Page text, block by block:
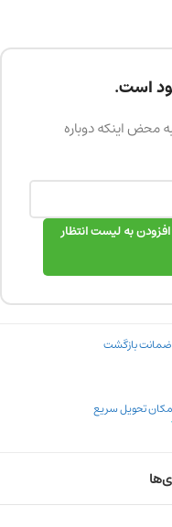
است.
محض اینکه دوباره
افزودن به لیست انتظار
تحویل سریع